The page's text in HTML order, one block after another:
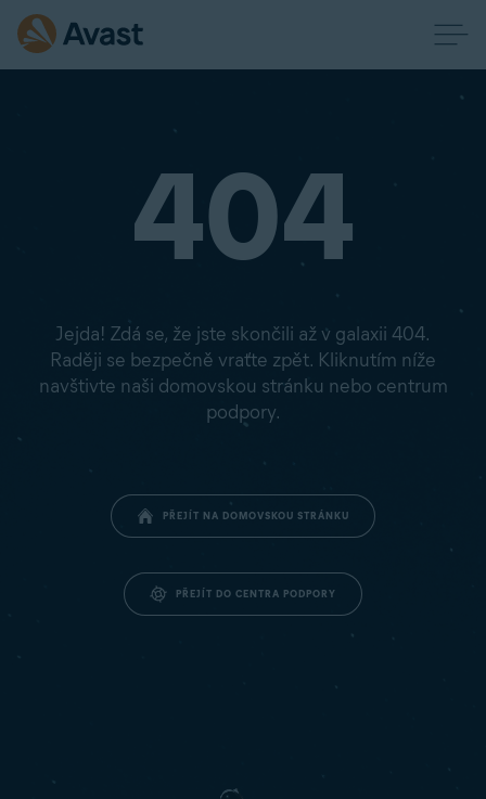
404
Jejda! Zdá se, že jste skončili až v galaxii 404.
Raději se bezpečně vraťte zpět. Kliknutím níže
navštivte naši domovskou stránku nebo centrum
podpory.
PŘEJÍT NA DOMOVSKOU STRÁNKU
PŘEJÍT DO CENTRA PODPORY